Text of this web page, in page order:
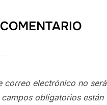
correo electrónico no será
campos obligatorios están